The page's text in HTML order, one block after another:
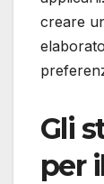
creare
Gli
per